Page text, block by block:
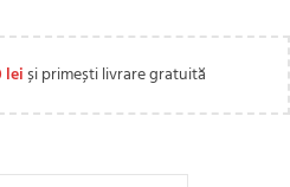
leiși primești livrare gratuită